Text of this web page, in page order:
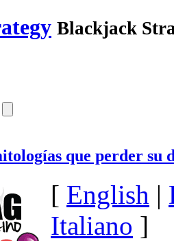
Blackjack
que perder su
[ English |
Italiano ]